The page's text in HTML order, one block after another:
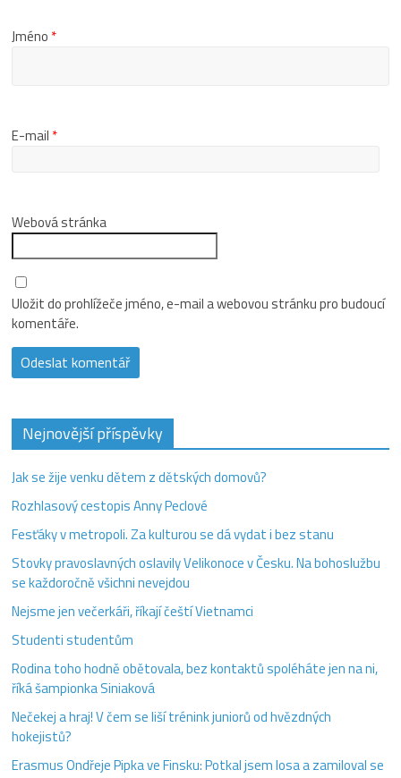
Jméno *
E-mail *
Webová stránka
Uložit do prohlížeče jméno, e-mail a webovou stránku pro budoucí
komentáře.
Nejnovější příspěvky
Jak se žije venku dětem z dětských domovů?
Rozhlasový cestopis Anny Peclové
Fesťáky v metropoli. Za kulturou se dá vydat i bez stanu
Stovky pravoslavných oslavily Velikonoce v Česku. Na bohoslužbu
se každoročně všichni nevejdou
Nejsme jen večerkáři, říkají čeští Vietnamci
Studenti studentům
Rodina toho hodně obětovala, bez kontaktů spoléháte jen na ni,
říká šampionka Siniaková
Nečekej a hraj! V čem se liší trénink juniorů od hvězdných
hokejistů?
Erasmus Ondřeje Pipka ve Finsku: Potkal jsem losa a zamiloval se